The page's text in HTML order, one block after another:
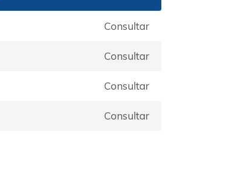
Consultar
Consultar
Consultar
Consultar